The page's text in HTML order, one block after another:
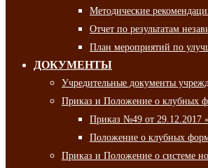
Методические
Отчет по результатам
План мероприятий по
ДОКУМЕНТЫ
Учредительные документы
Приказ и Положение о
Приказ №49 от 29.12.2017
Положение о клубных
Приказ и Положение о системе